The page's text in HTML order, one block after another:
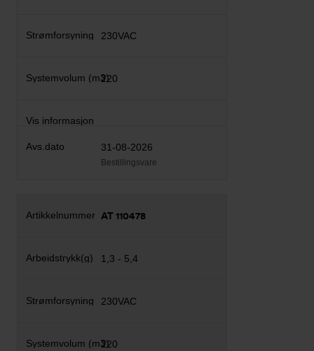
230VAC
220
31-08-2026
Bestillingsvare
AT 110478
1,3 - 5,4
230VAC
220